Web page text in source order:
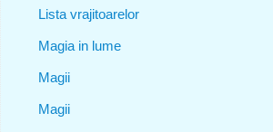
Lista vrajitoarelor
Magia in lume
Magii
Magii